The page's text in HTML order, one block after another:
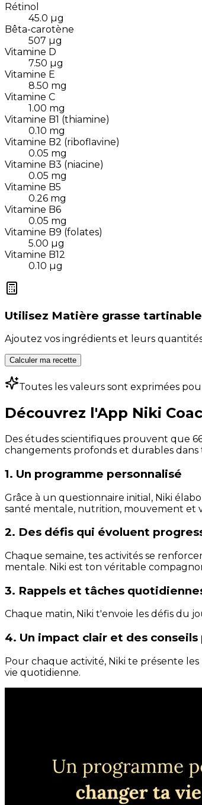
Rétinol
45.0 µg
Bêta-carotène
507 µg
Vitamine D
7.50 µg
Vitamine E
8.50 mg
Vitamine C
1.00 mg
Vitamine B1 (thiamine)
0.10 mg
Vitamine B2 (riboflavine)
0.05 mg
Vitamine B3 (niacine)
0.05 mg
Vitamine B5
0.26 mg
Vitamine B6
0.05 mg
Vitamine B9 (folates)
5.00 µg
Vitamine B12
0.10 µg
Utilisez Matière grasse tartinable
Ajoutez vos ingrédients et leurs
Calculer ma recette
Toutes les valeurs sont exprimées
Découvrez l'App Niki
Des études scientifiques prouvent que
changements profonds et durables dans
1. Un programme personnalisé
Grâce à un questionnaire initial, Niki
santé mentale, nutrition, mouvement et
2. Des défis qui évoluent
Chaque semaine, tes activités se
mentale. Niki est ton véritable
3. Rappels et tâches
Chaque matin, Niki t'envoie les défis du
4. Un impact clair et des
Pour chaque activité, Niki te présente
vie quotidienne.